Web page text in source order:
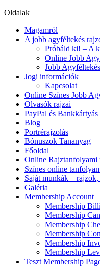
Oldalak
Magamról
A jobb agyféltekés
Próbáld ki! – A
Online Jobb
Jobb
Jogi információk
Kapcsolat
Online Színes Jobb
Olvasók rajzai
PayPal és
Blog
Portrérajzolás
Bónuszok Tananyag
Főoldal
Online Rajztanfolyami
Színes online
Saját munkák –
Galéria
Membership Account
Membership
Membership
Membership
Membership
Membership
Membership
Teszt Membership